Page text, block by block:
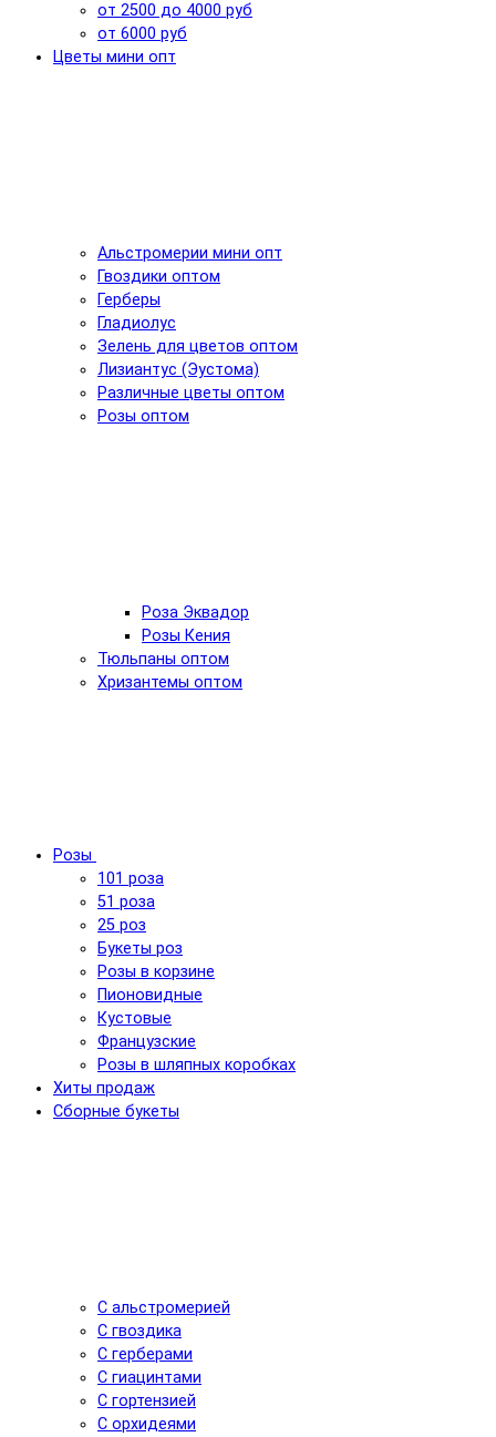
от 2500 до 4000 руб
от 6000 руб
Цветы мини опт
Альстромерии мини опт
Гвоздики оптом
Герберы
Гладиолус
Зелень для цветов оптом
Лизиантус (Эустома)
Различные цветы оптом
Розы оптом
Роза Эквадор
Розы Кения
Тюльпаны оптом
Хризантемы оптом
Розы
101 роза
51 роза
25 роз
Букеты роз
Розы в корзине
Пионовидные
Кустовые
Французские
Розы в шляпных коробках
Хиты продаж
Сборные букеты
С альстромерией
С гвоздика
С герберами
С гиацинтами
С гортензией
С орхидеями